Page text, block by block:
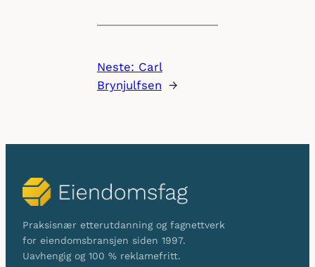
Neste: Carl
Brynjulfsen →
Praksisnær etterutdanning og fagnettverk
for eiendomsbransjen siden 1997.
Uavhengig og 100 % reklamefritt.